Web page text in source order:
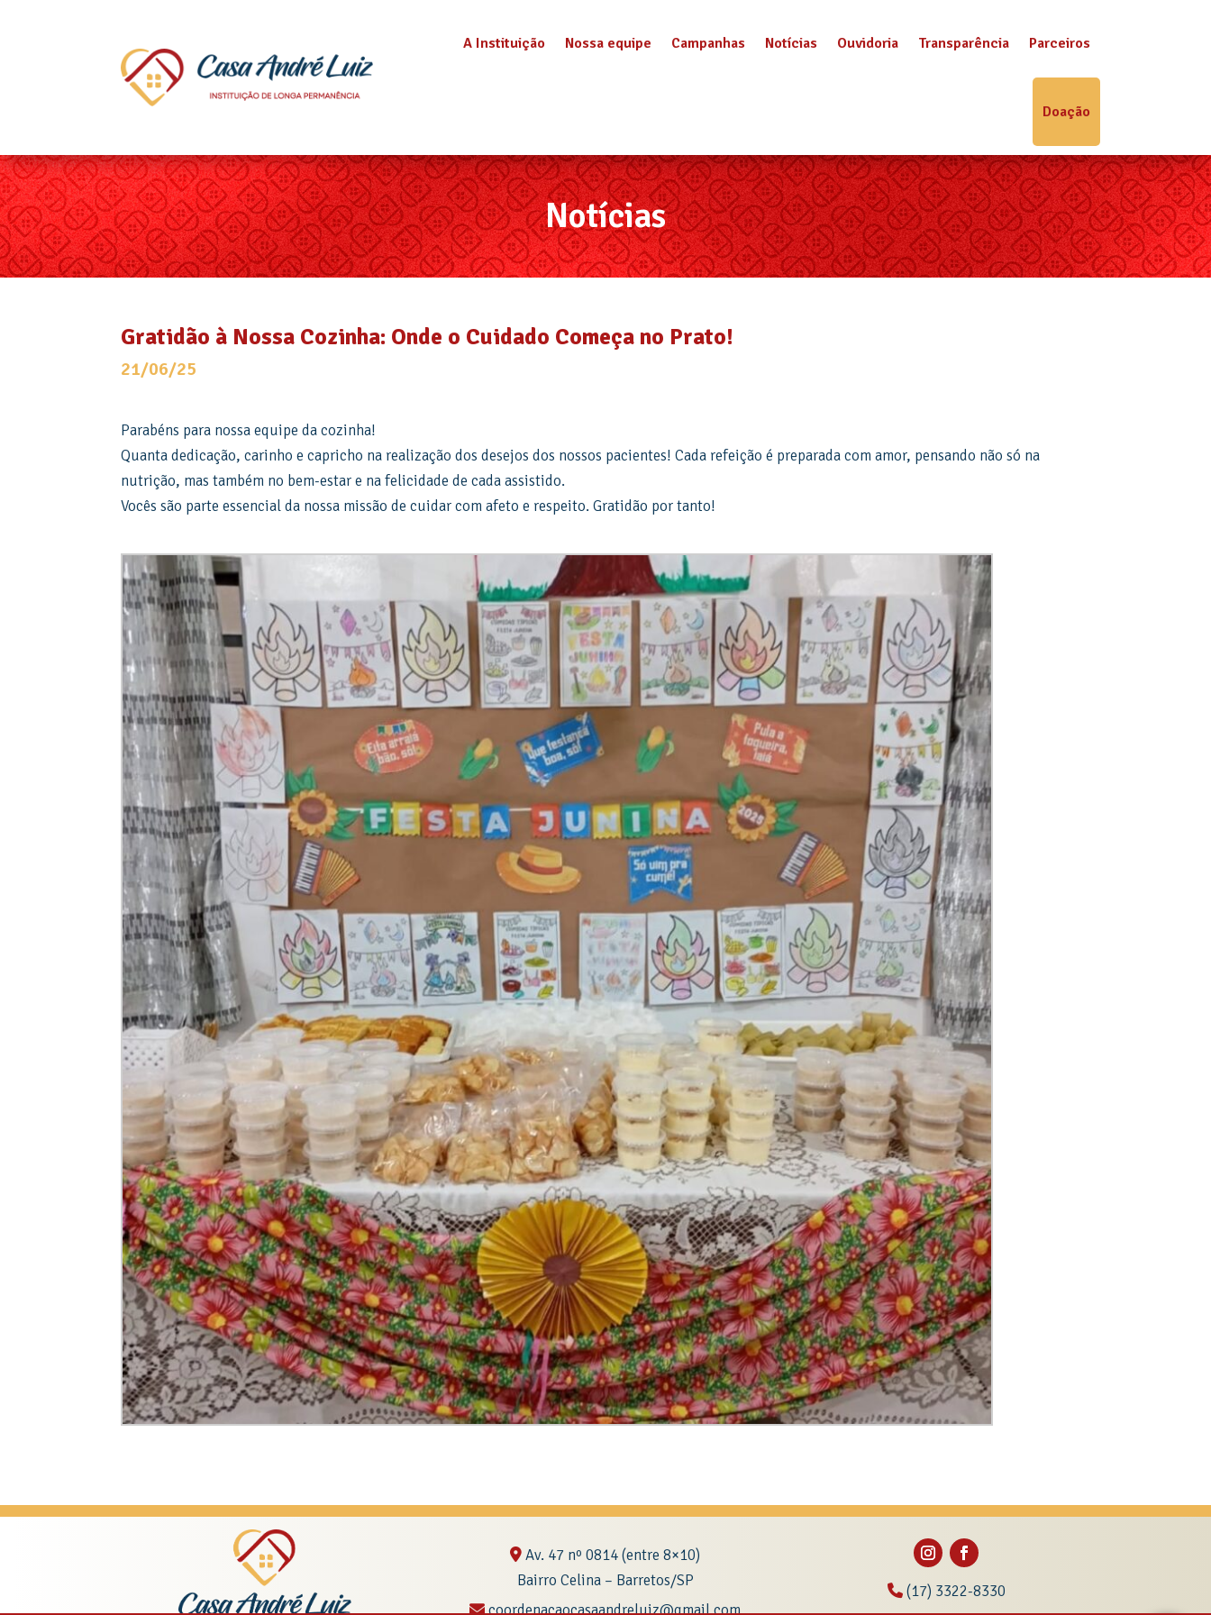
A Instituição Nossa equipe Campanhas Notícias Ouvidoria Transparência Parceiros
Doação
Notícias
Gratidão à Nossa Cozinha: Onde o Cuidado Começa no Prato!
21/06/25
Parabéns para nossa equipe da cozinha!
Quanta dedicação, carinho e capricho na realização dos desejos dos nossos pacientes! Cada refeição é preparada com amor, pensando não só na
nutrição, mas também no bem-estar e na felicidade de cada assistido.
Vocês são parte essencial da nossa missão de cuidar com afeto e respeito. Gratidão por tanto!
Av. 47 nº 0814 (entre 8×10)
Bairro Celina – Barretos/SP
coordenacaocasaandreluiz@gmail.com
(17) 3322-8330